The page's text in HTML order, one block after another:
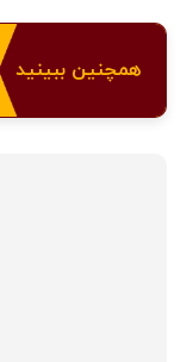
همچنین ببینید